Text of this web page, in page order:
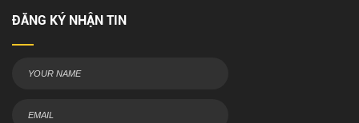
ĐĂNG KÝ NHẬN TIN